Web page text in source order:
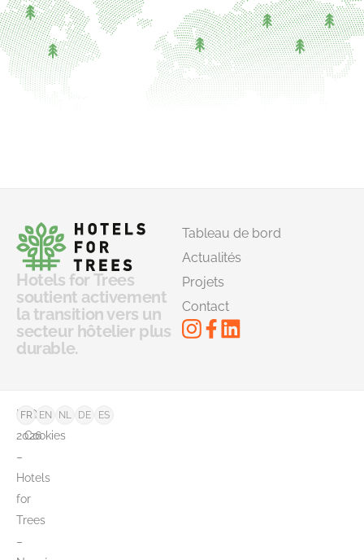
Hotels for Trees
soutient activement
la transition vers un
secteur hôtelier plus
durable.
Tableau de bord
Actualités
Projets
Contact
©
2026
–
Hotels
for
Trees
–
FAQ
Cookies
FR EN NL DE ES